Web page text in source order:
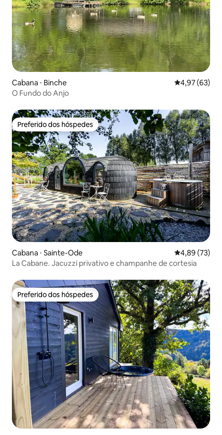
Cabana ⋅ Binche 4,97 de uma
4,97 (63)
O Fundo do Anjo
Preferido dos hóspedes
Preferido dos hóspedes
Cabana ⋅ Sainte-Ode 4,89 de uma
4,89 (73)
La Cabane. Jacuzzi privativo e champanhe de cortesia
Preferido dos hóspedes
Preferido dos hóspedes